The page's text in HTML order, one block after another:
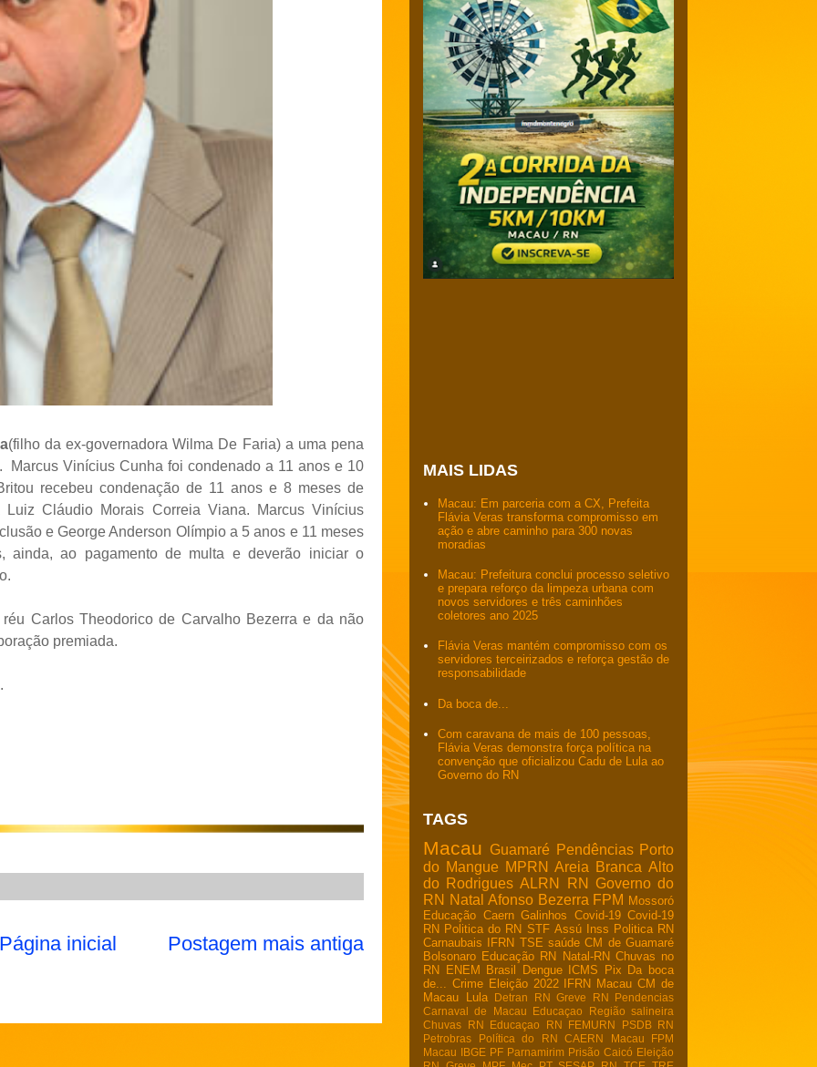
(filho da ex-governadora Wilma De Faria) a uma pena
Vinícius Cunha foi condenado a 11 anos e 10
recebeu condenação de 11 anos e 8 meses de
Cláudio Morais Correia Viana. Marcus Vinícius
e George Anderson Olímpio a 5 anos e 11 meses
ainda, ao pagamento de multa e deverão iniciar o
Carlos Theodorico de Carvalho Bezerra e da não
premiada.
Postagem mais antiga
Página inicial
MAIS LIDAS
Macau: Em parceria com a CX, Prefeita
Flávia Veras transforma compromisso em
ação e abre caminho para 300 novas
moradias
Macau: Prefeitura conclui processo seletivo
e prepara reforço da limpeza urbana com
novos servidores e três caminhões
coletores ano 2025
Flávia Veras mantém compromisso com os
servidores terceirizados e reforça gestão de
responsabilidade
Da boca de...
Com caravana de mais de 100 pessoas,
Flávia Veras demonstra força política na
convenção que oficializou Cadu de Lula ao
Governo do RN
TAGS
Macau Guamaré Pendências Porto
do Mangue MPRN Areia Branca Alto
do Rodrigues ALRN RN
Governo do
RN Natal Afonso Bezerra FPM Mossoró
Educação Caern Galinhos Covid-19 Covid-19
RN Politica do RN STF Assú Inss Politica RN
Carnaubais
IFRN TSE saúde CM de Guamaré
Bolsonaro Educação RN Natal-RN Chuvas no
RN
ENEM Brasil Dengue ICMS Pix Da boca
de...
Crime Eleição 2022 IFRN Macau CM de
Macau
Lula Detran RN Greve RN
Pendencias
Carnaval de Macau
Educaçao
Região salineira
Chuvas RN
Educaçao RN FEMURN
PSDB RN
Petrobras
Política do RN CAERN Macau
FPM
Macau IBGE PF Parnamirim Prisão Caicó Eleição